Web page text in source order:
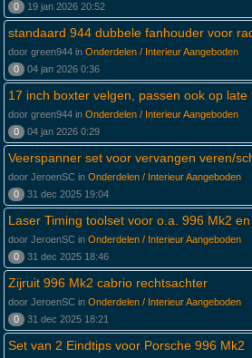
0
19 jan 2026 20:52
standaard 944 dubbele fanhouder voor
door green944 in Onderdelen / Interieur Aangeboden
0
04 jan 2026 0:36
17 inch boxter velgen, passen ook op late
door green944 in Onderdelen / Interieur Aangeboden
0
04 jan 2026 0:29
Veerspanner set voor vervangen veren/
door JeroenSC in Onderdelen / Interieur Aangeboden
0
31 dec 2025 19:04
Laser Timing toolset voor o.a. 996 Mk2
door JeroenSC in Onderdelen / Interieur Aangeboden
0
31 dec 2025 18:46
Zijruit 996 Mk2 cabrio rechtsachter
door JeroenSC in Onderdelen / Interieur Aangeboden
0
31 dec 2025 18:21
Set van 2 Eindtips voor Porsche 996 Mk2